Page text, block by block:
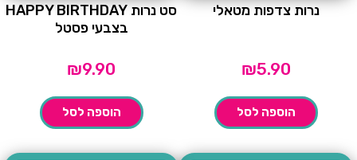
נרות צדפות מטאלי
₪5.90
הוספה לסל
סט נרות HAPPY BIRTHDAY
בצבעי פסטל
₪9.90
הוספה לסל